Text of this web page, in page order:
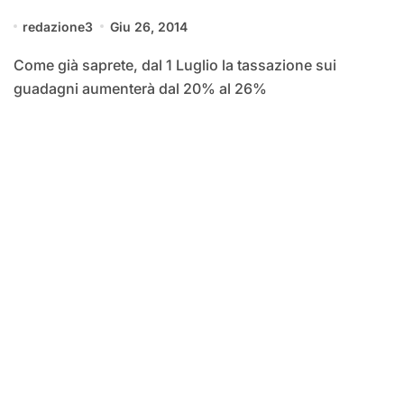
redazione3 Giu 26, 2014
Come già saprete, dal 1 Luglio la tassazione sui
guadagni aumenterà dal 20% al 26%